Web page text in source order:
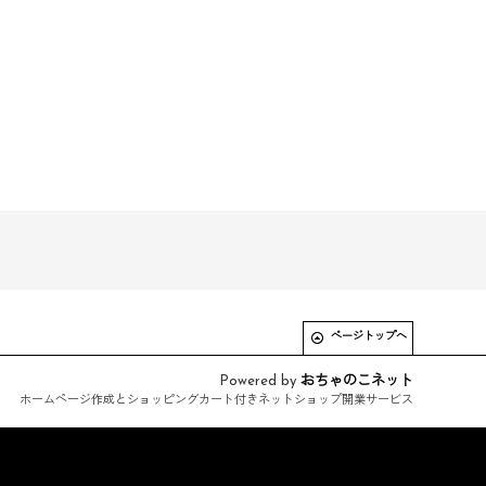
ページトップへ
Powered by おちゃのこネット
ホームページ作成とショッピングカート付きネットショップ開業サービス